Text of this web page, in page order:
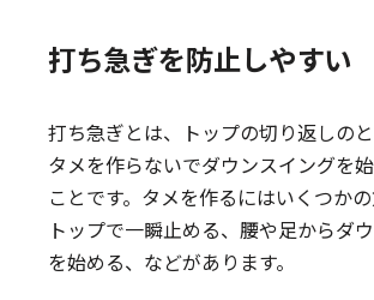
打ち急ぎを防止しやすい
打ち急ぎとは、トップの切り返しの
タメを作らないでダウンスイングを
ことです。タメを作るにはいくつかの
トップで一瞬止める、腰や足からダ
を始める、などがあります。